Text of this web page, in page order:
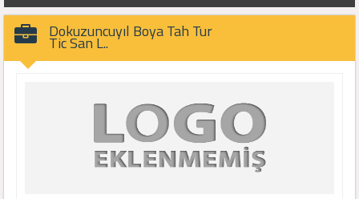
Dokuzuncuyıl Boya Tah Tur
Tic San L..